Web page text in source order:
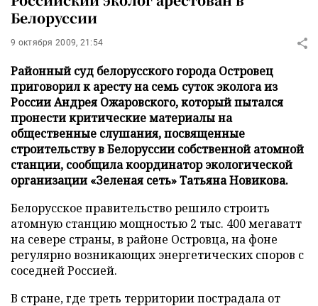
Белоруссии
9 октября 2009, 21:54
Районный суд белорусского города Островец
приговорил к аресту на семь суток эколога из
России Андрея Ожаровского, который пытался
пронести критические материалы на
общественные слушания, посвященные
строительству в Белоруссии собственной атомной
станции, сообщила координатор экологической
организации «Зеленая сеть» Татьяна Новикова.
Белорусское правительство решило строить
атомную станцию мощностью 2 тыс. 400 мегаватт
на севере страны, в районе Островца, на фоне
регулярно возникающих энергетических споров с
соседней Россией.
В стране, где треть территории пострадала от